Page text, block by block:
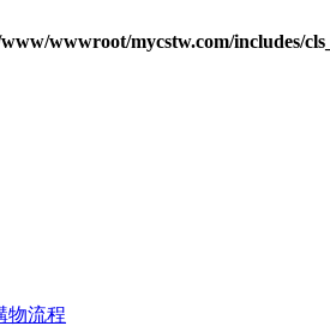
wwwroot/mycstw.com/includes/
物流程